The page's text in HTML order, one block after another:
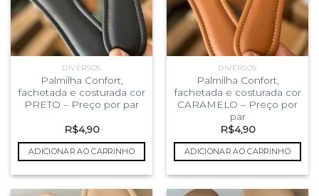
DIVERSOS
Palmilha Confort,
fachetada e costurada cor
PRETO – Preço por par
R$4,90
ADICIONAR AO CARRINHO
DIVERSOS
Palmilha Confort,
fachetada e costurada cor
CARAMELO – Preço por
par
R$4,90
ADICIONAR AO CARRINHO